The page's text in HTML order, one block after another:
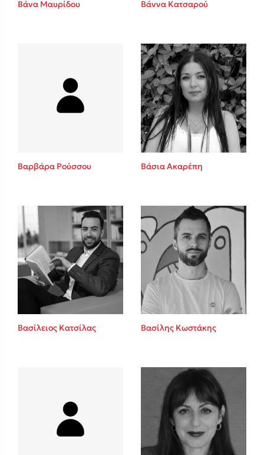
Sebastian Fitzek
Playlist
Το λεξικό της ζωής σου
Κώστας Κρομμύδας
Ιωάννης Γλωσσόπουλος
Ένας γίγαντας στο σχολείο
Βάνα Μαυρίδου Βάννα Κατσαρού
Βαρβάρα Ρούσσου Βάσια Ακαρέπη
Βασίλειος Κατσίλας Βασίλης Κωστάκης